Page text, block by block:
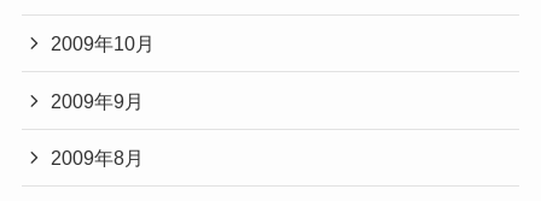
2009年10月
2009年9月
2009年8月